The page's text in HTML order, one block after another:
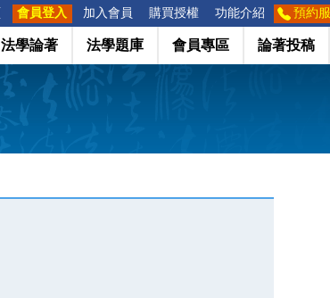
會員登入 加入會員 購買授權 功能介紹 預約
法學論著 法學題庫 會員專區 論著投稿